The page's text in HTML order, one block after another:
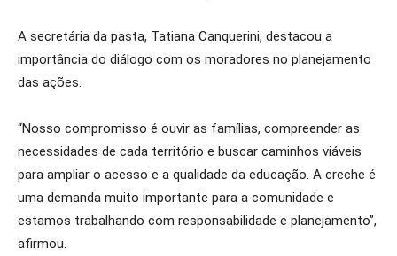
A secretária da pasta, Tatiana Canquerini, destacou a
importância do diálogo com os moradores no planejamento
das ações.
“Nosso compromisso é ouvir as famílias, compreender as
necessidades de cada território e buscar caminhos viáveis
para ampliar o acesso e a qualidade da educação. A creche é
uma demanda muito importante para a comunidade e
estamos trabalhando com responsabilidade e planejamento”,
afirmou.